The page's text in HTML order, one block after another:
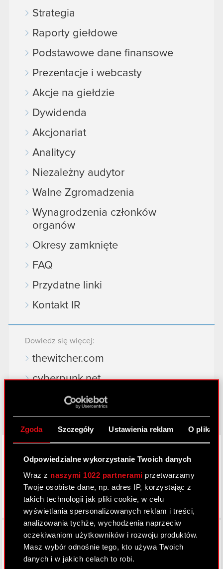
Zgoda Szczegóły Ustawienia reklam O
Odpowiedzialne wykorzystanie Twoich danych
Wraz z naszymi 1022 partnerami przetwarzamy
Twoje osobiste dane, np. adres IP, korzystając z
takich technologii jak pliki cookie, w celu
wyświetlania spersonalizowanych reklam i treści,
analizowania tychże, wychodzenia naprzeciw
oczekiwaniom użytkowników i rozwoju produktów.
Masz wybór odnośnie tego, kto używa Twoich
danych i w jakich celach to robi.
Strategia
Raporty giełdowe
Podstawowe dane finansowe
Prezentacje i webcasty
Akcje na giełdzie
Dywidenda
Akcjonariat
Analitycy
Niezależny audytor
Walne Zgromadzenia
Wynagrodzenia członków
organów
Okresy zamknięte
FAQ
Przydatne linki
Kontakt IR
Dowiedz się więcej:
thewitcher.com
cyberpunk.net
gear.cdprojektred.com
LinkedIn
Facebook